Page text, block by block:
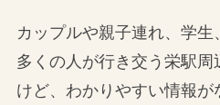
カップルや親子連れ、学生
多くの人が行き交う栄駅
けど、わかりやすい情報が